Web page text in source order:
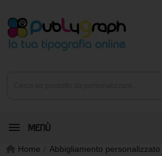
MENÙ
Home
Abbigliamento personalizzato